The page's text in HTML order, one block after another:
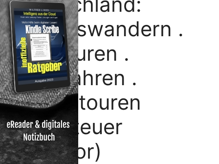
Genusswandern .
Biketouren .
Kanufahren .
Wintertouren
(Abenteuer
Outdoor)